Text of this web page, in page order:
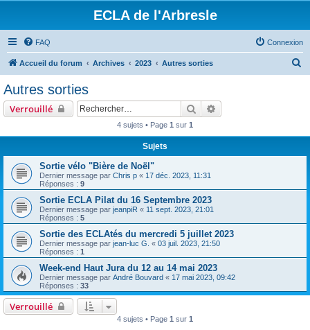
ECLA de l'Arbresle
FAQ Connexion
Accueil du forum Archives 2023 Autres sorties
Autres sorties
Verrouillé Rechercher
4 sujets • Page 1 sur 1
Sujets
Sortie vélo "Bière de Noël"
Dernier message par Chris p « 17 déc. 2023, 11:31
Réponses : 9
Sortie ECLA Pilat du 16 Septembre 2023
Dernier message par jeanpiR « 11 sept. 2023, 21:01
Réponses : 5
Sortie des ECLAtés du mercredi 5 juillet 2023
Dernier message par jean-luc G. « 03 juil. 2023, 21:50
Réponses : 1
Week-end Haut Jura du 12 au 14 mai 2023
Dernier message par André Bouvard « 17 mai 2023, 09:42
Réponses : 33
Verrouillé
4 sujets • Page 1 sur 1